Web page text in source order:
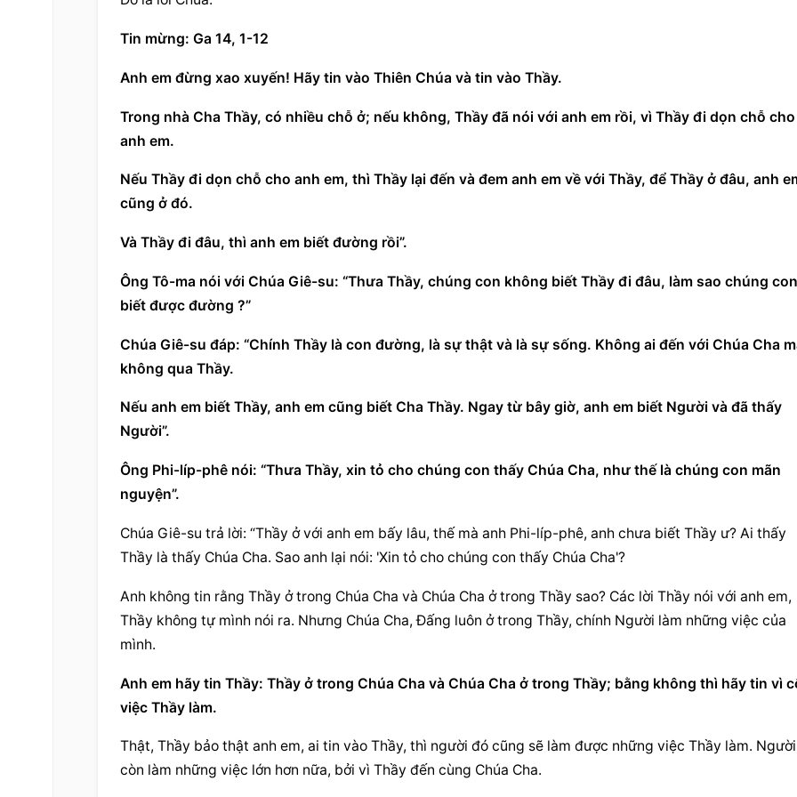
Tin mừng: Ga 14, 1-12
Anh em đừng xao xuyến! Hãy tin vào Thiên Chúa và tin vào Thầy.
Trong nhà Cha Thầy, có nhiều chỗ ở; nếu không, Thầy đã nói với anh em rồi, vì Thầy đi dọn chỗ cho
anh em.
Nếu Thầy đi dọn chỗ cho anh em, thì Thầy lại đến và đem anh em về với Thầy, để Thầy ở đâu, anh
cũng ở đó.
Và Thầy đi đâu, thì anh em biết đường rồi”.
Ông Tô-ma nói với Chúa Giê-su: “Thưa Thầy, chúng con không biết Thầy đi đâu, làm sao chúng con
biết được đường ?”
Chúa Giê-su đáp: “Chính Thầy là con đường, là sự thật và là sự sống. Không ai đến với Chúa Cha
không qua Thầy.
Nếu anh em biết Thầy, anh em cũng biết Cha Thầy. Ngay từ bây giờ, anh em biết Người và đã thấy
Người”.
Ông Phi-líp-phê nói: “Thưa Thầy, xin tỏ cho chúng con thấy Chúa Cha, như thế là chúng con mãn
nguyện”.
Chúa Giê-su trả lời: “Thầy ở với anh em bấy lâu, thế mà anh Phi-líp-phê, anh chưa biết Thầy ư? Ai thấy
Thầy là thấy Chúa Cha. Sao anh lại nói: 'Xin tỏ cho chúng con thấy Chúa Cha'?
Anh không tin rằng Thầy ở trong Chúa Cha và Chúa Cha ở trong Thầy sao? Các lời Thầy nói với anh em,
Thầy không tự mình nói ra. Nhưng Chúa Cha, Đấng luôn ở trong Thầy, chính Người làm những việc của
mình.
Anh em hãy tin Thầy: Thầy ở trong Chúa Cha và Chúa Cha ở trong Thầy; bằng không thì hãy tin vì
việc Thầy làm.
Thật, Thầy bảo thật anh em, ai tin vào Thầy, thì người đó cũng sẽ làm được những việc Thầy làm.
còn làm những việc lớn hơn nữa, bởi vì Thầy đến cùng Chúa Cha.